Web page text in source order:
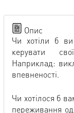
Опис
Чи хотіли б
керувати
Наприклад:
впевненості.
Чи хотілося б
переживання